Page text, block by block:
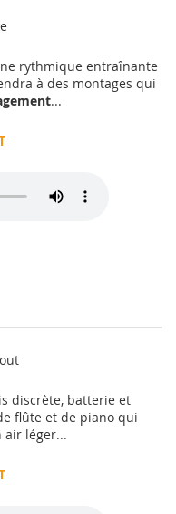
rythmique entraînante
à des montages qui
...
discrète, batterie et
flûte et de piano qui
air léger...